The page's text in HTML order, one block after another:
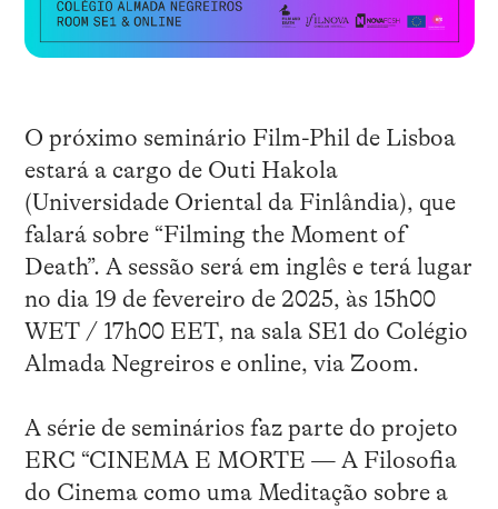
O próximo seminário Film-Phil de Lisboa
estará a cargo de Outi Hakola
(Universidade Oriental da Finlândia), que
falará sobre “Filming the Moment of
Death”. A sessão será em inglês e terá lugar
no dia 19 de fevereiro de 2025, às 15h00
WET / 17h00 EET, na sala SE1 do Colégio
Almada Negreiros e online, via Zoom.
A série de seminários faz parte do projeto
ERC “CINEMA E MORTE — A Filosofia
do Cinema como uma Meditação sobre a